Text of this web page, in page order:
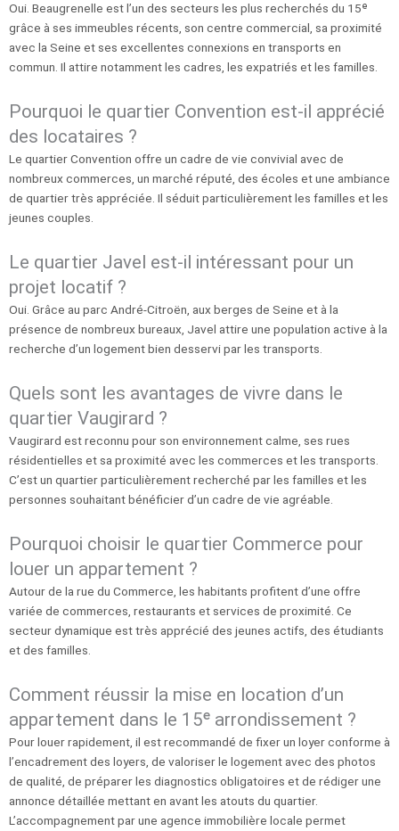
Oui. Beaugrenelle est l’un des secteurs les plus recherchés du 15ᵉ
grâce à ses immeubles récents, son centre commercial, sa proximité
avec la Seine et ses excellentes connexions en transports en
commun. Il attire notamment les cadres, les expatriés et les familles.
Pourquoi le quartier Convention est-il apprécié
des locataires ?
Le quartier Convention offre un cadre de vie convivial avec de
nombreux commerces, un marché réputé, des écoles et une ambiance
de quartier très appréciée. Il séduit particulièrement les familles et les
jeunes couples.
Le quartier Javel est-il intéressant pour un
projet locatif ?
Oui. Grâce au parc André-Citroën, aux berges de Seine et à la
présence de nombreux bureaux, Javel attire une population active à la
recherche d’un logement bien desservi par les transports.
Quels sont les avantages de vivre dans le
quartier Vaugirard ?
Vaugirard est reconnu pour son environnement calme, ses rues
résidentielles et sa proximité avec les commerces et les transports.
C’est un quartier particulièrement recherché par les familles et les
personnes souhaitant bénéficier d’un cadre de vie agréable.
Pourquoi choisir le quartier Commerce pour
louer un appartement ?
Autour de la rue du Commerce, les habitants profitent d’une offre
variée de commerces, restaurants et services de proximité. Ce
secteur dynamique est très apprécié des jeunes actifs, des étudiants
et des familles.
Comment réussir la mise en location d’un
appartement dans le 15ᵉ arrondissement ?
Pour louer rapidement, il est recommandé de fixer un loyer conforme à
l’encadrement des loyers, de valoriser le logement avec des photos
de qualité, de préparer les diagnostics obligatoires et de rédiger une
annonce détaillée mettant en avant les atouts du quartier.
L’accompagnement par une agence immobilière locale permet